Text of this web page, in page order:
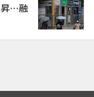
昇…融